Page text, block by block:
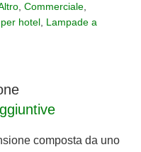
, Commerciale,
hotel, Lampade a
composta da uno